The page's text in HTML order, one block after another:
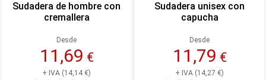
Sudadera de hombre con
cremallera
Desde
11,69 €
+ IVA (14,14 €)
Sudadera unisex con
capucha
Desde
11,79 €
+ IVA (14,27 €)